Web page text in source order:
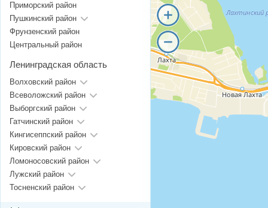
Приморский район
Пушкинский район
Фрунзенский район
Центральный район
Ленинградская область
Волховский район
Всеволожский район
Выборгский район
Гатчинский район
Кингисеппский район
Кировский район
Ломоносовский район
Лужский район
Тосненский район